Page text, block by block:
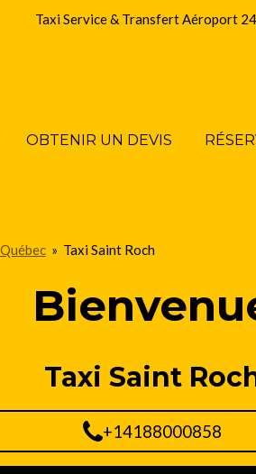
Taxi Service & Transfert Aéroport
OBTENIR UN DEVIS
» Taxi Saint Roch
Taxi Saint
+14188000858